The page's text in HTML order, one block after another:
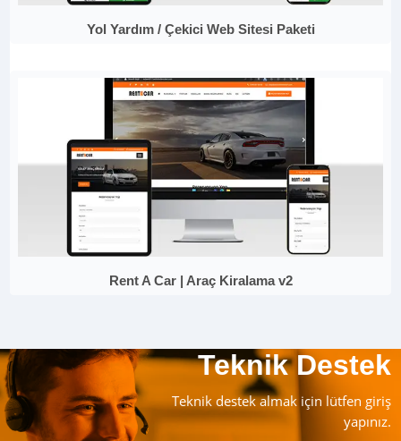
Yol Yardım / Çekici Web Sitesi Paketi
Rent A Car | Araç Kiralama v2
Teknik Destek
Teknik destek almak için lütfen giriş
yapınız.